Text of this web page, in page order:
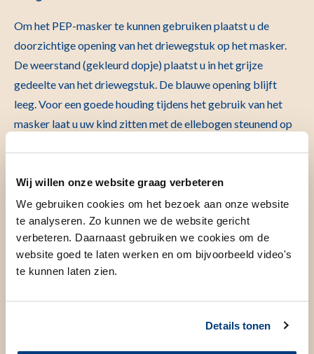
Wij willen onze website graag verbeteren
We gebruiken cookies om het bezoek aan onze website
te analyseren. Zo kunnen we de website gericht
verbeteren. Daarnaast gebruiken we cookies om de
website goed te laten werken en om bijvoorbeeld video's
te kunnen laten zien.
Details tonen
Om het PEP-masker te kunnen gebruiken plaatst u de
doorzichtige opening van het driewegstuk op het masker.
De weerstand (gekleurd dopje) plaatst u in het grijze
gedeelte van het driewegstuk. De blauwe opening blijft
leeg. Voor een goede houding tijdens het gebruik van het
masker laat u uw kind zitten met de ellebogen steunend op